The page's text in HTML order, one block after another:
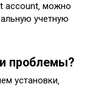
account‚ можно
учетную
проблемы?
установки‚